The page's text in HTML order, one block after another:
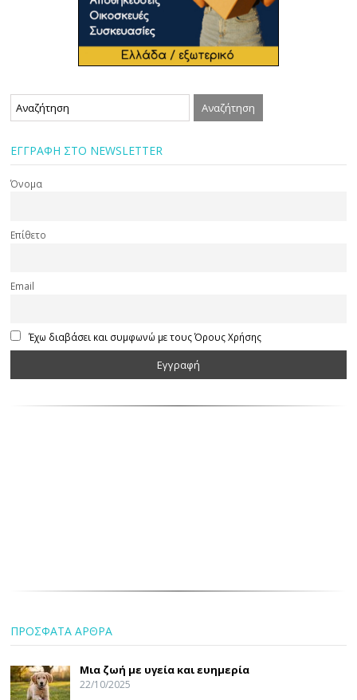
ΕΓΓΡΑΦΗ ΣΤΟ NEWSLETTER
Όνομα
Επίθετο
Email
Έχω διαβάσει και συμφωνώ με τους Όρους Χρήσης
ΠΡΟΣΦΑΤΑ ΑΡΘΡΑ
Μια ζωή με υγεία και ευημερία
22/10/2025